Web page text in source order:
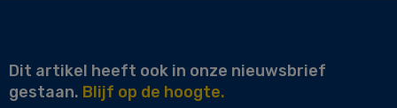
Dit artikel heeft ook in onze nieuwsbrief
gestaan. Blijf op de hoogte.